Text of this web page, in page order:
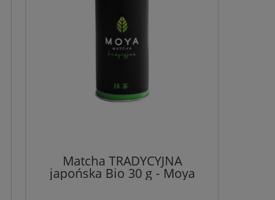
Matcha TRADYCYJNA
japońska Bio 30 g - Moya